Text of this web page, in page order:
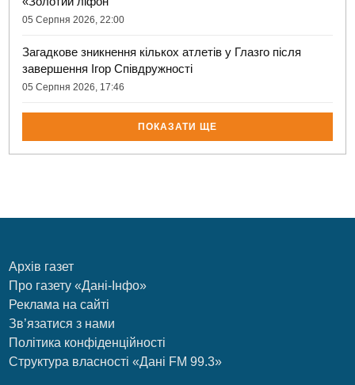
05 Серпня 2026, 22:00
Загадкове зникнення кількох атлетів у Глазго після
завершення Ігор Співдружності
05 Серпня 2026, 17:46
ПОКАЗАТИ ЩЕ
Архів газет
Про газету «Дані-Інфо»
Реклама на сайті
Зв’язатися з нами
Політика конфіденційності
Структура власності «Дані FM 99.3»